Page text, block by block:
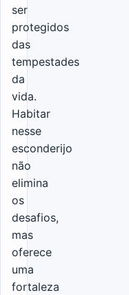
ser
protegidos
das
tempestades
da
vida.
Habitar
nesse
esconderijo
não
elimina
os
desafios,
mas
oferece
uma
fortaleza